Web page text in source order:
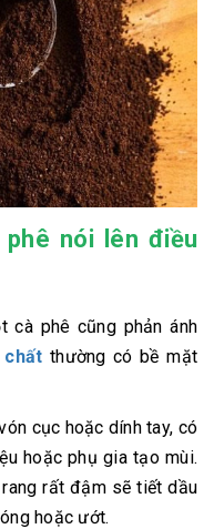
nói lên điều
cà phê cũng phản ánh
chất thường có bề mặt
cục hoặc dính tay, có
hoặc phụ gia tạo mùi.
rất đậm sẽ tiết dầu
hoặc ướt.